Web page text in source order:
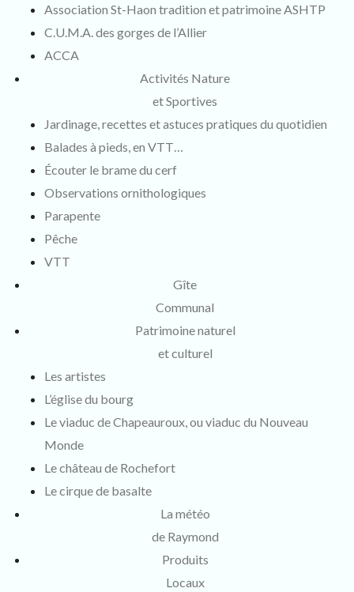
Association St-Haon tradition et patrimoine ASHTP
C.U.M.A. des gorges de l’Allier
ACCA
Activités Nature
et Sportives
Jardinage, recettes et astuces pratiques du quotidien
Balades à pieds, en VTT…
Écouter le brame du cerf
Observations ornithologiques
Parapente
Pêche
VTT
Gîte
Communal
Patrimoine naturel
et culturel
Les artistes
L’église du bourg
Le viaduc de Chapeauroux, ou viaduc du Nouveau
Monde
Le château de Rochefort
Le cirque de basalte
La météo
de Raymond
Produits
Locaux